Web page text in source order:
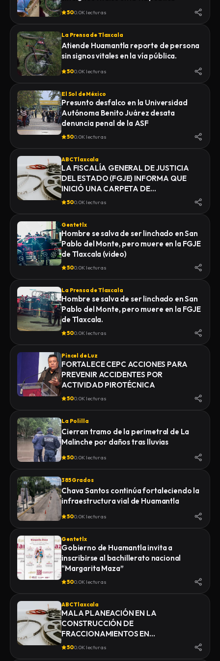
500.0K lecturas
La Prensa de Tlaxcala
Atiende Huamantla reporte de persona
sin signos vitales en la vía pública.
500.0K lecturas
El Sol de México
Presunto desfalco en la Universidad
Autónoma Benito Juárez desata
denuncia penal de la ASF
500.0K lecturas
ABC Tlaxcala
LA FISCALÍA GENERAL DE JUSTICIA
DEL ESTADO (FGJE) INFORMA QUE
INICIÓ UNA CARPETA DE
INVESTIGACIÓN POR EL DELITO DE
MIENTRAS ERA TRASLADADO POR
ELEMENTOS DE LA POLICÍA MUNICIPAL
DE SAN PABLO DEL MONTE AL
INSTITUTO DE CIENCIAS FORENSES
(INCIFO), DONDE SE REALIZARÍAN EL
CORRESPONDIENTE
500.0K lecturas
Gentetlx
Hombre se salva de ser linchado en San
Pablo del Monte, pero muere en la FGJE
de Tlaxcala (video)
500.0K lecturas
La Prensa de Tlaxcala
Hombre se salva de ser linchado en San
Pablo del Monte, pero muere en la FGJE
de Tlaxcala.
500.0K lecturas
Pincel de Luz
FORTALECE CEPC ACCIONES PARA
PREVENIR ACCIDENTES POR
ACTIVIDAD PIROTÉCNICA
500.0K lecturas
La Polilla
Cierran tramo de la perimetral de La
Malinche por daños tras lluvias
500.0K lecturas
385 Grados
Chava Santos continúa fortaleciendo la
infraestructura vial de Huamantla
500.0K lecturas
Gentetlx
Gobierno de Huamantla invita a
inscribirse al bachillerato nacional
“Margarita Maza”
500.0K lecturas
ABC Tlaxcala
MALA PLANEACIÓN EN LA
CONSTRUCCIÓN DE
FRACCIONAMIENTOS EN
YAUHQUEMEHCAN GENERA QUE
500.0K lecturas